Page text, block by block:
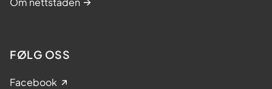
FØLG OSS
Facebook